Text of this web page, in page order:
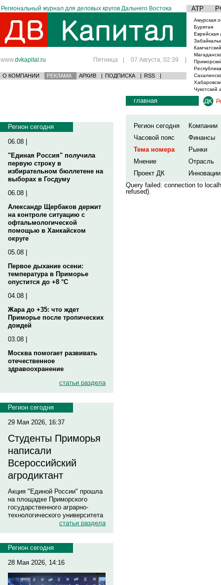
Региональный журнал для деловых кругов Дальнего Востока АТР
www.dvkapital.ru Пятница | 07 Августа, 02:39 |
О КОМПАНИИ РЕКЛАМА АРХИВ | ПОДПИСКА | RSS |
Амурская
Бурятия
Еврейская
Чукотский
Регион сегодня
06.08 |
"Единая Россия" получила
первую строку в
избирательном бюллетене на
выборах в Госдуму
06.08 |
Александр Щербаков держит
на контроле ситуацию с
офтальмологической
помощью в Ханкайском
округе
05.08 |
Первое дыхание осени:
температура в Приморье
опустится до +8 °C
04.08 |
Жара до +35: что ждет
Приморье после тропических
дождей
03.08 |
Москва помогает развивать
отечественное
здравоохранение
статьи раздела
Регион сегодня
29 Мая 2026, 16:37
Студенты Приморья
написали
Всероссийский
агродиктант
Акция "Единой России" прошла
на площадке Приморского
государственного аграрно-
технологического университета
статьи раздела
Регион сегодня
28 Мая 2026, 14:16
главная
Регион сегодня
Компании
Часовой пояс
Финансы
Тема номера
Рынки
Мнение
Отрасль
Проект ДК
Инновации
Query failed: connection to
refused).